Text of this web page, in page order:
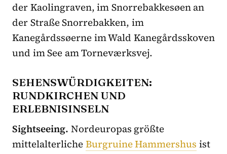
der Kaolingraven, im Snorrebakkesøen an
der Straße Snorrebakken, im
Kanegårdssøerne im Wald Kanegårdsskoven
und im See am Torneværksvej.
SEHENSWÜRDIGKEITEN:
RUNDKIRCHEN UND
ERLEBNISINSELN
Sightseeing. Nordeuropas größte
mittelalterlicheBurgruine Hammershus ist